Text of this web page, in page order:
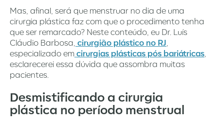
Mas, afinal, será que menstruar no dia de uma
cirurgia plástica faz com que o procedimento tenha
que ser remarcado? Neste conteúdo, eu Dr. Luís
Cláudio Barbosa, cirurgião plástico no RJ
especializado em cirurgias plásticas pós bariátricas
esclarecerei essa dúvida que assombra muitas
pacientes.
Desmistificando a cirurgia
plástica no período menstrual